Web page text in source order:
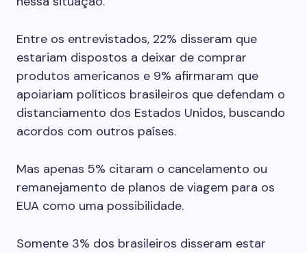
Entre os entrevistados, 22% disseram que
estariam dispostos a deixar de comprar
produtos americanos e 9% afirmaram que
apoiariam políticos brasileiros que defendam o
distanciamento dos Estados Unidos, buscando
acordos com outros países.
Mas apenas 5% citaram o cancelamento ou
remanejamento de planos de viagem para os
EUA como uma possibilidade.
Somente 3% dos brasileiros disseram estar